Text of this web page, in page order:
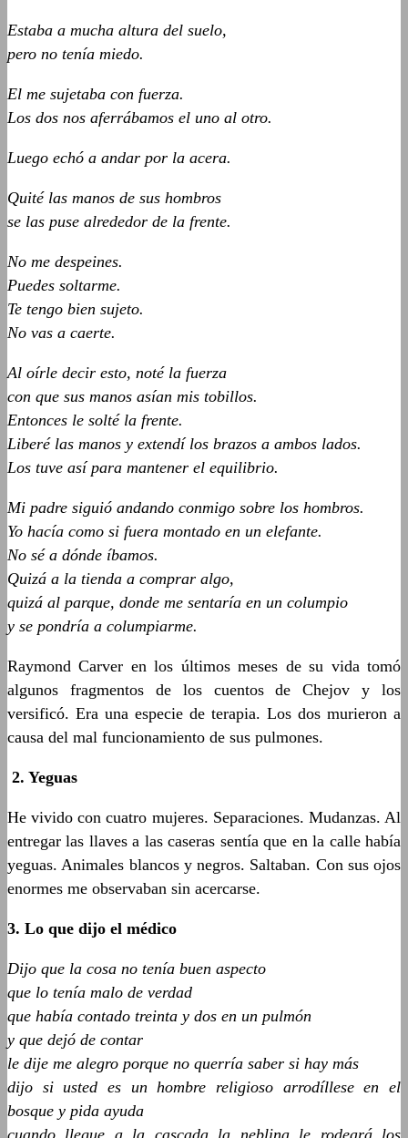
Estaba a mucha altura del suelo,
pero no tenía miedo.
El me sujetaba con fuerza.
Los dos nos aferrábamos el uno al otro.
Luego echó a andar por la acera.
Quité las manos de sus hombros
se las puse alrededor de la frente.
No me despeines.
Puedes soltarme.
Te tengo bien sujeto.
No vas a caerte.
Al oírle decir esto, noté la fuerza
con que sus manos asían mis tobillos.
Entonces le solté la frente.
Liberé las manos y extendí los brazos a ambos lados.
Los tuve así para mantener el equilibrio.
Mi padre siguió andando conmigo sobre los hombros.
Yo hacía como si fuera montado en un elefante.
No sé a dónde íbamos.
Quizá a la tienda a comprar algo,
quizá al parque, donde me sentaría en un columpio
y se pondría a columpiarme.
Raymond Carver en los últimos meses de su vida tomó
algunos fragmentos de los cuentos de Chejov y los
versificó. Era una especie de terapia. Los dos murieron a
causa del mal funcionamiento de sus pulmones.
2. Yeguas
He vivido con cuatro mujeres. Separaciones. Mudanzas. Al
entregar las llaves a las caseras sentía que en la calle había
yeguas. Animales blancos y negros. Saltaban. Con sus ojos
enormes me observaban sin acercarse.
3. Lo que dijo el médico
Dijo que la cosa no tenía buen aspecto
que lo tenía malo de verdad
que había contado treinta y dos en un pulmón
y que dejó de contar
le dije me alegro porque no querría saber si hay más
dijo si usted es un hombre religioso arrodíllese en el
bosque y pida ayuda
cuando llegue a la cascada la neblina le rodeará los